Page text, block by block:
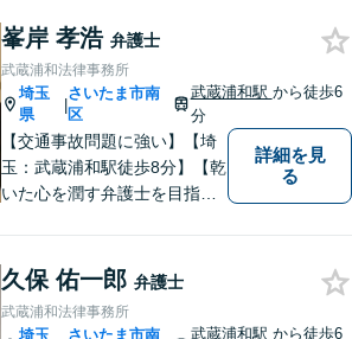
かを常に考えて弁護に取り組
んでまいります。
峯岸 孝浩 弁護士
武蔵浦和法律事務所
埼玉
県
|
さいたま市南
区
武蔵浦和駅 から徒歩6
分
【交通事故問題に強い】【埼
玉：武蔵浦和駅徒歩8分】【乾
いた心を潤す弁護士を目指し
者の方にとって相手の出方が
わかる弁護士です。
詳細を見
る
久保 佑一郎 弁護士
武蔵浦和法律事務所
埼玉 さいたま市南 武蔵浦和駅 から徒歩6